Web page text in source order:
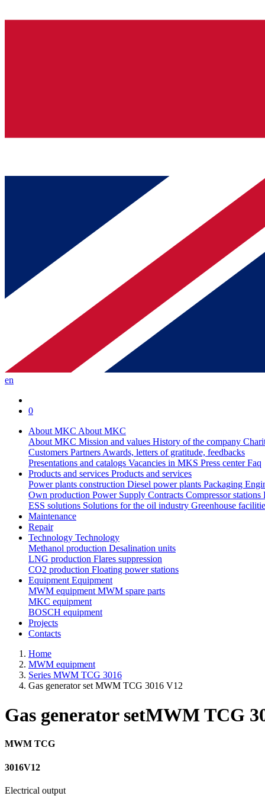
en
0
About MKC About MKC
About MKC Mission and values History of the company
Customers PartnersAwards, letters of gratitude, feedbacks
Presentations and catalogs Vacancies in MKS Press centerFaq
Products and services Products and services
Power plants construction Diesel power plants Packaging
Own production Power Supply Contracts Compressor stations
ESS solutions Solutions for the oil industry Greenhouse
Maintenance
Repair
Technology Technology
Methanol production Desalination units
LNG production Flares suppression
СО2 production Floating power stations
EquipmentEquipment
MWM equipmentMWM spare parts
MKC equipment
BOSCH equipment
Projects
Contacts
Home
MWM equipment
Series MWM TCG 3016
Gas generator set MWM TCG 3016 V12
Gas generator setMWM TCG
MWM TCG
3016V12
Electrical output